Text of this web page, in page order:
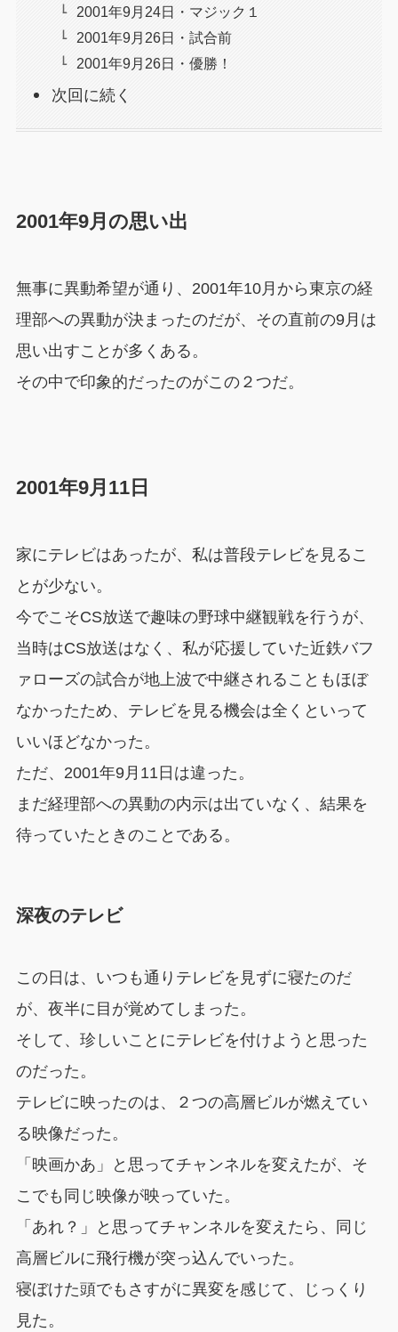
2001年9月24日・マジック１
2001年9月26日・試合前
2001年9月26日・優勝！
次回に続く
2001年9月の思い出
無事に異動希望が通り、2001年10月から東京の経
理部への異動が決まったのだが、その直前の9月は
思い出すことが多くある。
その中で印象的だったのがこの２つだ。
2001年9月11日
家にテレビはあったが、私は普段テレビを見るこ
とが少ない。
今でこそCS放送で趣味の野球中継観戦を行うが、
当時はCS放送はなく、私が応援していた近鉄バフ
ァローズの試合が地上波で中継されることもほぼ
なかったため、テレビを見る機会は全くといって
いいほどなかった。
ただ、2001年9月11日は違った。
まだ経理部への異動の内示は出ていなく、結果を
待っていたときのことである。
深夜のテレビ
この日は、いつも通りテレビを見ずに寝たのだ
が、夜半に目が覚めてしまった。
そして、珍しいことにテレビを付けようと思った
のだった。
テレビに映ったのは、２つの高層ビルが燃えてい
る映像だった。
「映画かあ」と思ってチャンネルを変えたが、そ
こでも同じ映像が映っていた。
「あれ？」と思ってチャンネルを変えたら、同じ
高層ビルに飛行機が突っ込んでいった。
寝ぼけた頭でもさすがに異変を感じて、じっくり
見た。